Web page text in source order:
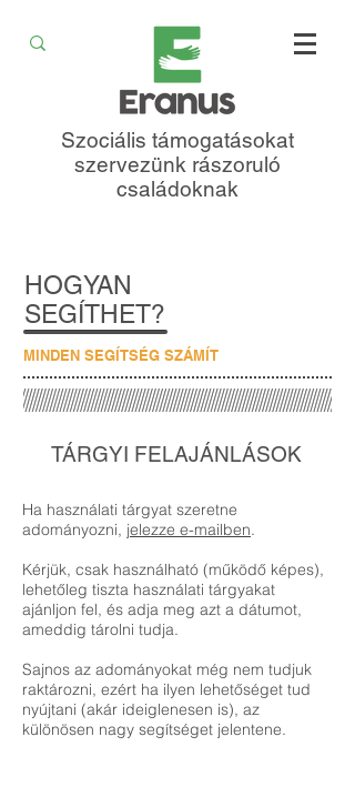
Szociális támogatásokat
szervezünk rászoruló
családoknak
HOGYAN
SEGÍTHET?
MINDEN SEGÍTSÉG SZÁMÍT
TÁRGYI FELAJÁNLÁSOK
Ha használati tárgyat szeretne
adományozni, jelezze e-mailben.
Kérjük, csak használható (működő képes),
lehetőleg tiszta használati tárgyakat
ajánljon fel, és adja meg azt a dátumot,
ameddig tárolni tudja.
Sajnos az adományokat még nem tudjuk
raktározni, ezért ha ilyen lehetőséget tud
nyújtani (akár ideiglenesen is), az
különösen nagy segítséget jelentene.